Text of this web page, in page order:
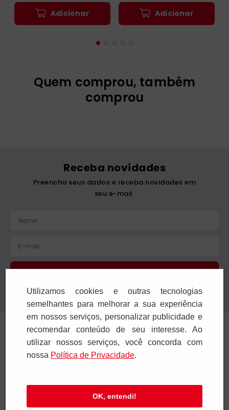
Adicionar Adicionar
Quem comprou, também
comprou
1xR$24,90 1xR$29,90
Receba novidades
Preencha seus dados e receba novidades em
seu e-mail.
Utilizamos cookies e outras tecnologias
semelhantes para melhorar a sua experiência
em nossos serviços, personalizar publicidade e
recomendar conteúdo de seu interesse. Ao
utilizar nossos serviços, você concorda com
nossa Polí­tica de Privacidade.
OK, entendi!